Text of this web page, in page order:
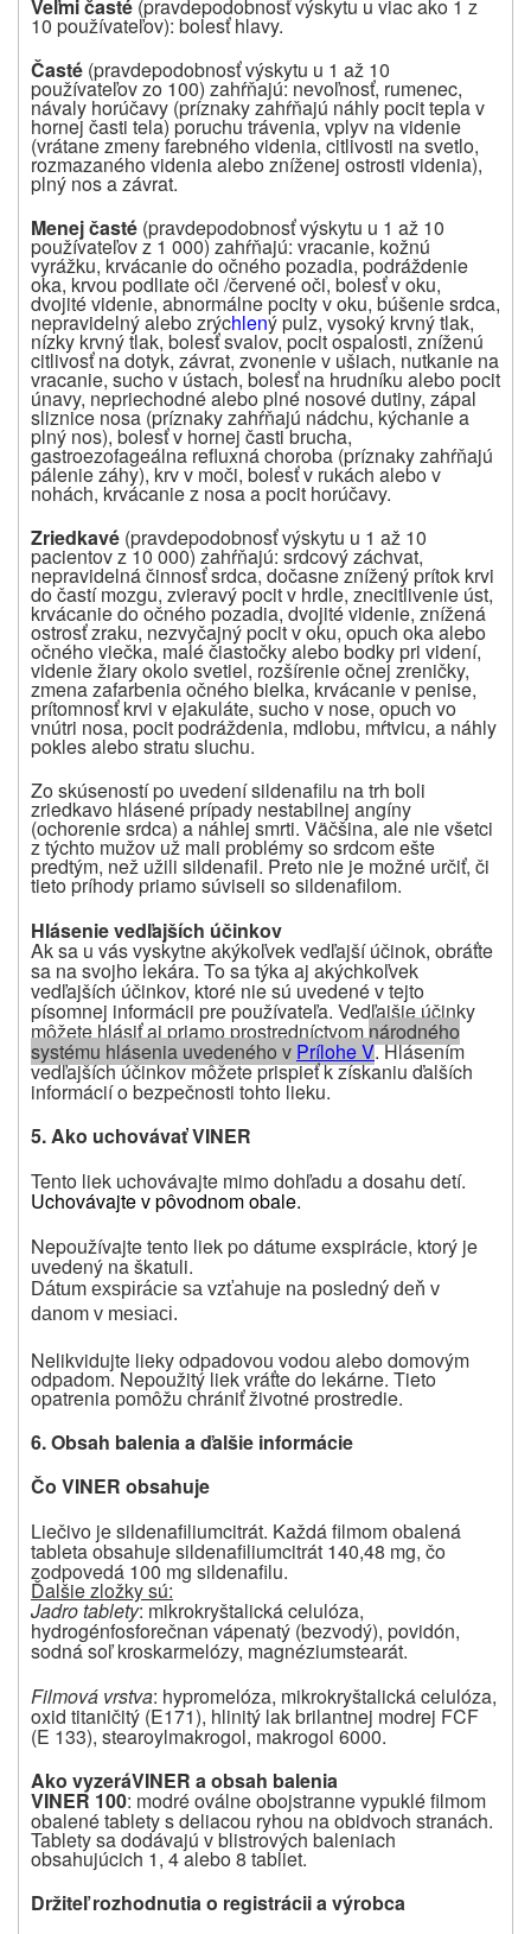
Veľmi časté (pravdepodobnosť výskytu u viac ako 1 z
10 používateľov): bolesť hlavy.
Časté (pravdepodobnosť výskytu u 1 až 10
používateľov zo 100) zahŕňajú: nevoľnosť, rumenec,
návaly horúčavy (príznaky zahŕňajú náhly pocit tepla v
hornej časti tela) poruchu trávenia, vplyv na videnie
(vrátane zmeny farebného videnia, citlivosti na svetlo,
rozmazaného videnia alebo zníženej ostrosti videnia),
plný nos a závrat.
Menej časté (pravdepodobnosť výskytu u 1 až 10
používateľov z 1 000) zahŕňajú: vracanie, kožnú
vyrážku, krvácanie do očného pozadia, podráždenie
oka, krvou podliate oči /červené oči, bolesť v oku,
dvojité videnie, abnormálne pocity v oku, búšenie srdca,
nepravidelný alebo zrýchlený pulz, vysoký krvný tlak,
nízky krvný tlak, bolesť svalov, pocit ospalosti, zníženú
citlivosť na dotyk, závrat, zvonenie v ušiach, nutkanie na
vracanie, sucho v ústach, bolesť na hrudníku alebo pocit
únavy, nepriechodné alebo plné nosové dutiny, zápal
sliznice nosa (príznaky zahŕňajú nádchu, kýchanie a
plný nos), bolesť v hornej časti brucha,
gastroezofageálna refluxná choroba (príznaky zahŕňajú
pálenie záhy), krv v moči, bolesť v rukách alebo v
nohách, krvácanie z nosa a pocit horúčavy.
Zriedkavé (pravdepodobnosť výskytu u 1 až 10
pacientov z 10 000) zahŕňajú: srdcový záchvat,
nepravidelná činnosť srdca, dočasne znížený prítok krvi
do častí mozgu, zvieravý pocit v hrdle, znecitlivenie úst,
krvácanie do očného pozadia, dvojité videnie, znížená
ostrosť zraku, nezvyčajný pocit v oku, opuch oka alebo
očného viečka, malé čiastočky alebo bodky pri videní,
videnie žiary okolo svetiel, rozšírenie očnej zreničky,
zmena zafarbenia očného bielka, krvácanie v penise,
prítomnosť krvi v ejakuláte, sucho v nose, opuch vo
vnútri nosa, pocit podráždenia, mdlobu, mŕtvicu, a náhly
pokles alebo stratu sluchu.
Zo skúseností po uvedení sildenafilu na trh boli
zriedkavo hlásené prípady nestabilnej angíny
(ochorenie srdca) a náhlej smrti. Väčšina, ale nie všetci
z týchto mužov už mali problémy so srdcom ešte
predtým, než užili sildenafil. Preto nie je možné určiť, či
tieto príhody priamo súviseli so sildenafilom.
Hlásenie vedľajších účinkov
Ak sa u vás vyskytne akýkoľvek vedľajší účinok, obráťte
sa na svojho lekára. To sa týka aj akýchkoľvek
vedľajších účinkov, ktoré nie sú uvedené v tejto
písomnej informácii pre používateľa. Vedľajšie účinky
môžete hlásiť aj priamo prostredníctvom národného
systému hlásenia uvedeného v Prílohe V. Hlásením
vedľajších účinkov môžete prispieť k získaniu ďalších
informácií o bezpečnosti tohto lieku.
5.Ako uchovávaťVINER
Tento liek uchovávajte mimo dohľadu a dosahu detí.
Uchovávajte v pôvodnom obale.
Nepoužívajte tento liek po dátume exspirácie, ktorý je
uvedený na škatuli.
Dátum exspirácie sa vzťahuje na posledný deň v
danom v mesiaci.
Nelikvidujte lieky odpadovou vodou alebo domovým
odpadom. Nepoužitý liek vráťte do lekárne. Tieto
opatrenia pomôžu chrániť životné prostredie.
6.Obsah balenia a ďalšie informácie
Čo VINER obsahuje
Liečivo je sildenafiliumcitrát. Každá filmom obalená
tableta obsahuje sildenafiliumcitrát 140,48 mg, čo
zodpovedá 100 mg sildenafilu.
Ďalšie zložky sú:
Jadro tablety: mikrokryštalická celulóza,
hydrogénfosforečnan vápenatý (bezvodý), povidón,
sodná soľ kroskarmelózy, magnéziumstearát.
Filmová vrstva: hypromelóza, mikrokryštalická celulóza,
oxid titaničitý (E171), hlinitý lak brilantnej modrej FCF
(E 133), stearoylmakrogol, makrogol 6000.
Ako vyzeráVINER a obsah balenia
VINER 100: modré oválne obojstranne vypuklé filmom
obalené tablety s deliacou ryhou na obidvoch stranách.
Tablety sa dodávajú v blistrových baleniach
obsahujúcich 1, 4 alebo 8 tabliet.
Držiteľ rozhodnutia o registrácii a výrobca